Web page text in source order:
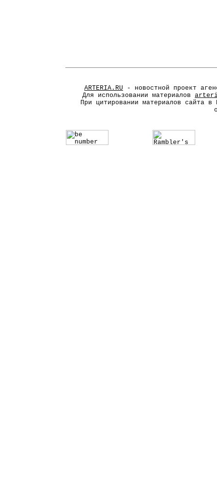
ARTERIA.RU - новостной проект
Для использовании материалов
При цитировании материалов сайта